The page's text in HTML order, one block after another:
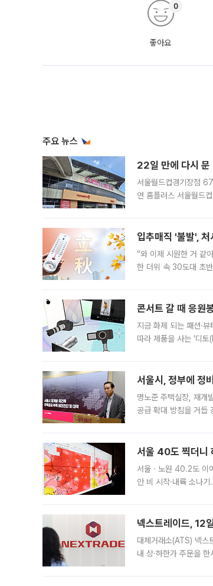
좋아요
0
주요 뉴스
22일 만에 다시 문
서울월드컵경기장점
연 홈플러스 서울월드
입추매직 '불발',
“와 이제 시원한 거 같
한 더위 속 30도대 초
콘서트 갈 때 응원
지금 화제 되는 패션·
따라 제품을 사는 '디
서울시, 정부에 정
명노준 주택실장, 재개
공급 확대 방침을 거듭
서울 40도 찍더
서울ㆍ노원 40.2도 이
안 비 시작·내륙 소나
넥스트레이드, 12
대체거래소(ATS) 넥스
내 상·하한가 주문을